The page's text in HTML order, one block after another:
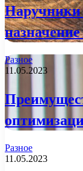
Наручники
Разное
11.05.2023
Разное
11.05.2023